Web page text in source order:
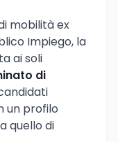
mobilità ex
Impiego, la
ai soli
di
un profilo
quello di